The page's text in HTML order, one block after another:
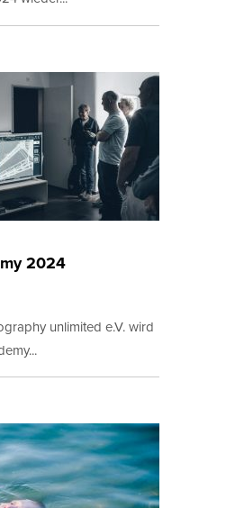
2024
unlimited e.V. wird